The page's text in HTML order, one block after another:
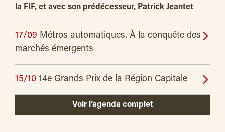
la FIF, et avec son prédécesseur, Patrick Jeantet
17/09 Métros automatiques. À la conquête des
marchés émergents
15/10 14e Grands Prix de la Région Capitale
Voir l’agenda complet